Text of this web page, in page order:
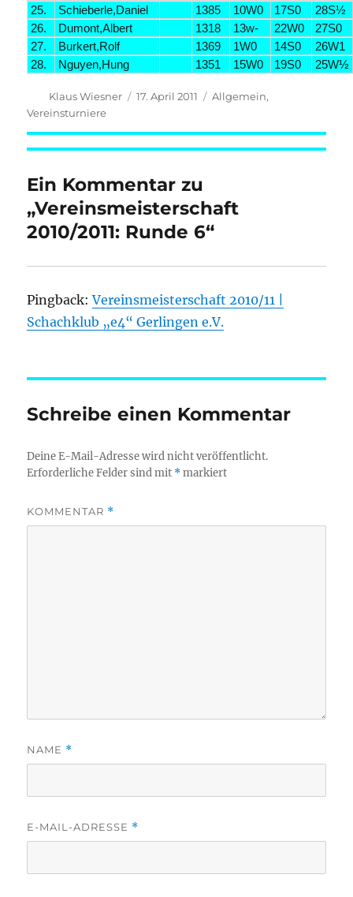
25.
Schieberle,Daniel 1385 10W0 17S0
28S½
26.
Dumont,Albert 1318 13w- 22W0
27S0
27.
Burkert,Rolf 1369 1W0 14S0
26W1
28.
Nguyen,Hung 1351 15W0 19S0 25W½
Autor
Klaus Wiesner
Veröffentlicht
17. April 2011 Kategorien
Allgemein,
Vereinsturniere
Ein Kommentar zu
„Vereinsmeisterschaft
2010/2011: Runde 6“
Pingback:Vereinsmeisterschaft 2010/11 |
Schachklub „e4“ Gerlingen e.V.
Schreibe einen Kommentar
Deine E-Mail-Adresse wird nicht veröffentlicht.
Erforderliche Felder sind mit *markiert
KOMMENTAR *
NAME *
E-MAIL-ADRESSE *